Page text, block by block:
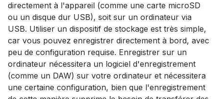
directement à l'appareil (comme une carte microSD
ou un disque dur USB), soit sur un ordinateur via
USB. Utiliser un dispositif de stockage est très simple,
car vous pouvez enregistrer directement à bord, avec
peu de configuration requise. Enregistrer sur un
ordinateur nécessitera un logiciel d'enregistrement
(comme un DAW) sur votre ordinateur et nécessitera
une certaine configuration, bien que l'enregistrement